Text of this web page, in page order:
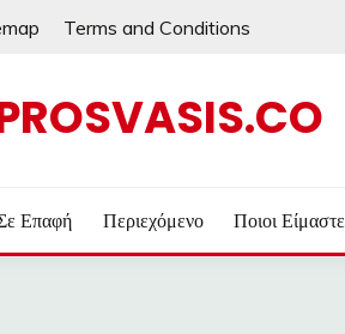
Terms and Conditions
Επαφή Περιεχόμενο Ποιοι Είμαστε